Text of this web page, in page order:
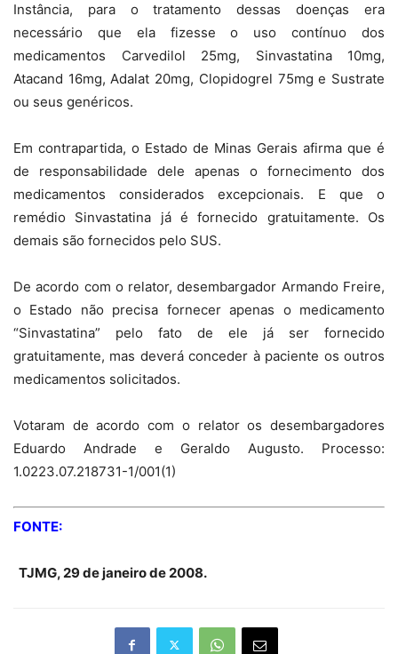
Instância, para o tratamento dessas doenças era
necessário que ela fizesse o uso contínuo dos
medicamentos Carvedilol 25mg, Sinvastatina 10mg,
Atacand 16mg, Adalat 20mg, Clopidogrel 75mg e Sustrate
ou seus genéricos.
Em contrapartida, o Estado de Minas Gerais afirma que é
de responsabilidade dele apenas o fornecimento dos
medicamentos considerados excepcionais. E que o
remédio Sinvastatina já é fornecido gratuitamente. Os
demais são fornecidos pelo SUS.
De acordo com o relator, desembargador Armando Freire,
o Estado não precisa fornecer apenas o medicamento
“Sinvastatina” pelo fato de ele já ser fornecido
gratuitamente, mas deverá conceder à paciente os outros
medicamentos solicitados.
Votaram de acordo com o relator os desembargadores
Eduardo Andrade e Geraldo Augusto. Processo:
1.0223.07.218731-1/001(1)
FONTE:
TJMG, 29 de janeiro de 2008.